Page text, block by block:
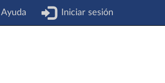
Ayuda Iniciar sesión